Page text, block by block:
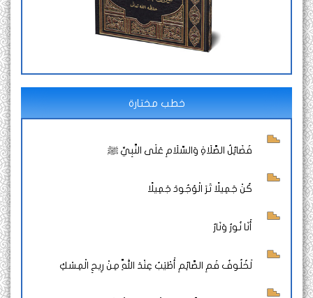
خطب مختارة
فَضَائِلُ الصَّلَاةِ وَالسَّلَامِ عَلَى النَّبِيِّ ﷺ
كُنْ جَمِيلًا تَرَ الْوُجُودَ جَمِيلًا
أَنَا نُورٌ وَنَارٌ
لَخُلُوفُ فَمِ الصَّائِمِ أَطْيَبُ عِنْدَ اللَّهِ مِنْ رِيحِ الْمِسْكِ